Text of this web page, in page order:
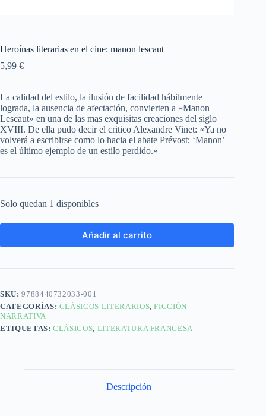
Heroínas literarias en el cine: manon lescaut
5,99 €
La calidad del estilo, la ilusión de facilidad hábilmente
lograda, la ausencia de afectación, convierten a «Manon
Lescaut» en una de las mas exquisitas creaciones del siglo
XVIII. De ella pudo decir el critico Alexandre Vinet: «Ya no
volverá a escribirse como lo hacia el abate Prévost; ‘Manon’
es el último ejemplo de un estilo perdido.»
Solo quedan 1 disponibles
Añadir al carrito
SKU:9788440732033-001
CATEGORÍAS: CLÁSICOS LITERARIOS,FICCIÓN
NARRATIVA
ETIQUETAS:CLÁSICOS, LITERATURA FRANCESA
Descripción